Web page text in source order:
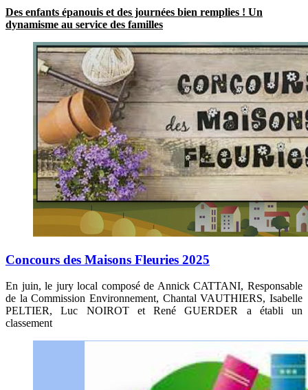
Des enfants épanouis et des journées bien remplies ! Un
dynamisme au service des familles
Concours des Maisons Fleuries 2025
En juin, le jury local composé de Annick CATTANI, Responsable
de la Commission Environnement, Chantal VAUTHIERS, Isabelle
PELTIER, Luc NOIROT et René GUERDER a établi un
classement